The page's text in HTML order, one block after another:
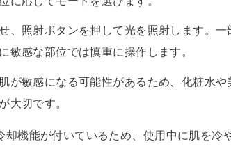
、照射ボタンを押して光を照射します。
敏感な部位では慎重に操作します。
が敏感になる可能性があるため、化粧水
大切です。
却機能が付いているため、使用中に肌を冷